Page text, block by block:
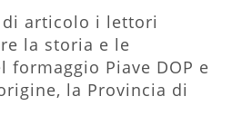
di articolo i lettori
la storia e le
formaggio Piave DOP e
la Provincia di